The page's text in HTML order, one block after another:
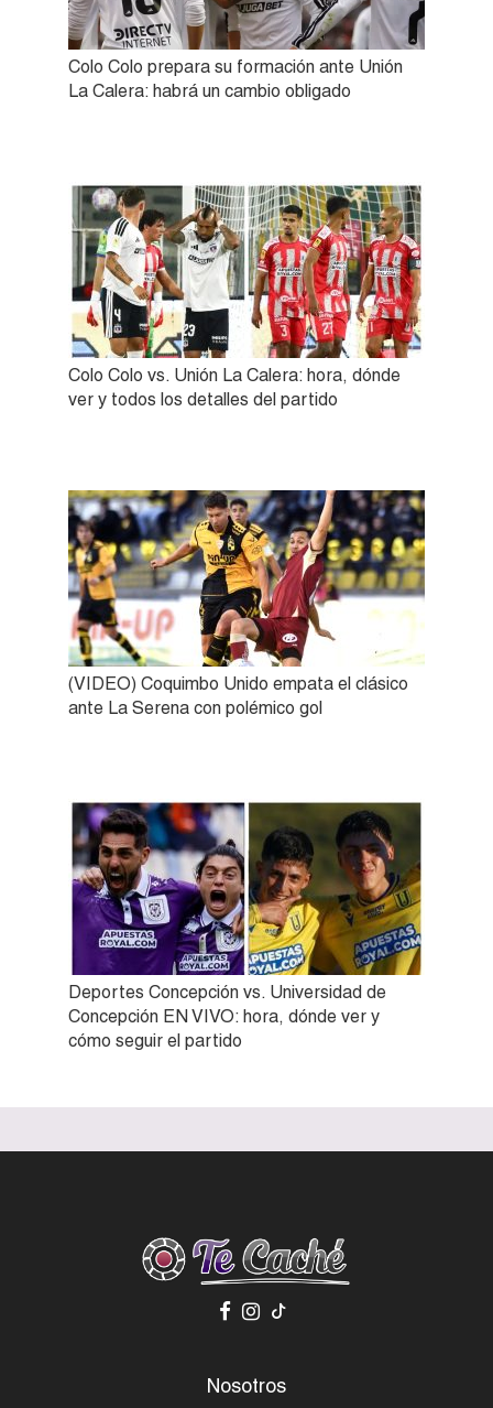
Colo Colo prepara su formación ante Unión
La Calera: habrá un cambio obligado
Colo Colo vs. Unión La Calera: hora, dónde
ver y todos los detalles del partido
(VIDEO) Coquimbo Unido empata el clásico
ante La Serena con polémico gol
Deportes Concepción vs. Universidad de
Concepción EN VIVO: hora, dónde ver y
cómo seguir el partido
Nosotros